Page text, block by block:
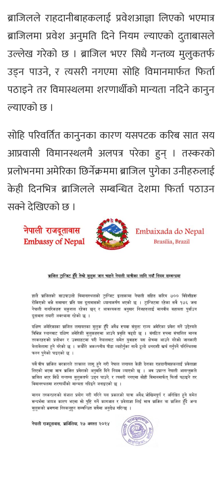
ब्राजिलले राहदानीबाहकलाई प्रवेशआज्ञा लिएको भएमात्र
ब्राजिलमा प्रवेश अनुमति दिने नियम ल्याएको दुताबासले
उल्लेख गरेको छ । ब्राजिल भएर सिधै गन्तव्य मुलुकतर्फ
उड्न पाउने, र त्यसरी नगएमा सोहि विमानमार्फत फिर्ता
पठाइने तर विमास्थलमा शरणार्थीको मान्यता नदिने कानुन
ल्याएको छ ।
सोहि परिवर्तित कानुनका कारण यसपटक करिब सात सय
आप्रवासी विमानस्थलमै अलपत्र परेका हुन् । तस्करको
प्रलोभनमा अमेरिका छिर्नेक्रममा ब्राजिल पुगेका उनीहरुलाई
केही दिनभित्र ब्राजिलले सम्बन्धित देशमा फिर्ता पठाउन
सक्ने देखिएको छ ।